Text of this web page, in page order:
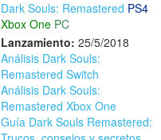
Dark Souls: Remastered PS4
Xbox One PC
Lanzamiento: 25/5/2018
Análisis Dark Souls:
Remastered Switch
Análisis Dark Souls:
Remastered Xbox One
Guía Dark Souls Remastered: